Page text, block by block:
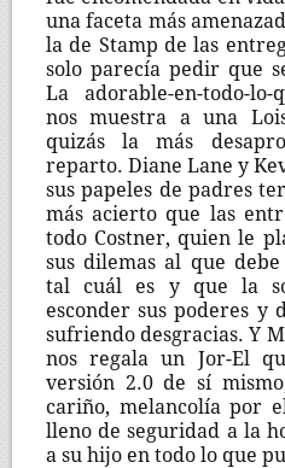
una faceta más
la de Stamp de las
solo parecía pedir que
La adorable-en-todo-
nos muestra a una
quizás la más
reparto. Diane Lane y
sus papeles de padres
más acierto que las
todo Costner, quien le
sus dilemas al que
tal cuál es y que la
esconder sus poderes y
sufriendo desgracias. Y
nos regala un Jor-El
versión 2.0 de sí
cariño, melancolía por
lleno de seguridad a la
a su hijo en todo lo que